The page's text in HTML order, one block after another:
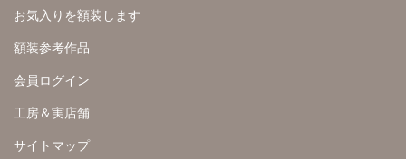
お気入りを額装します
額装参考作品
会員ログイン
工房＆実店舗
サイトマップ